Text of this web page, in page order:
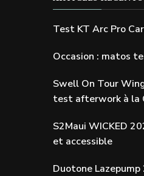
Test KT Arc Pro
Occasion : matos
Swell On Tour
test afterwork à la
S2Maui WICKED
et accessible
Duotone